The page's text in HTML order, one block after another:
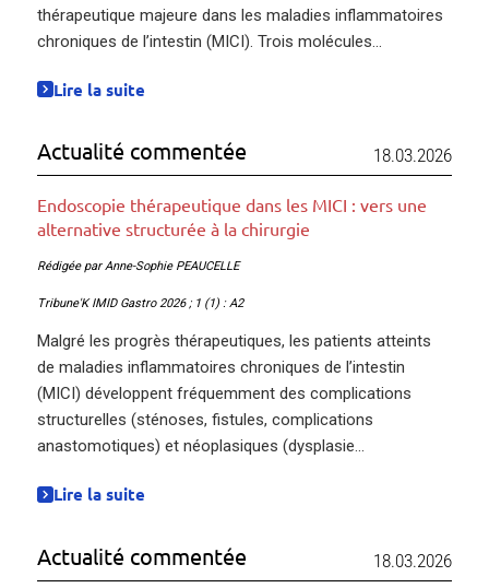
thérapeutique majeure dans les maladies inflammatoires
chroniques de l’intestin (MICI). Trois molécules...
Lire la suite
Actualité commentée 18.03.2026
Endoscopie thérapeutique dans les MICI : vers une
alternative structurée à la chirurgie
Rédigée par Anne-Sophie PEAUCELLE
Tribune'K IMID Gastro 2026 ; 1 (1) : A2
Malgré les progrès thérapeutiques, les patients atteints
de maladies inflammatoires chroniques de l’intestin
(MICI) développent fréquemment des complications
structurelles (sténoses, fistules, complications
anastomotiques) et néoplasiques (dysplasie...
Lire la suite
Actualité commentée 18.03.2026